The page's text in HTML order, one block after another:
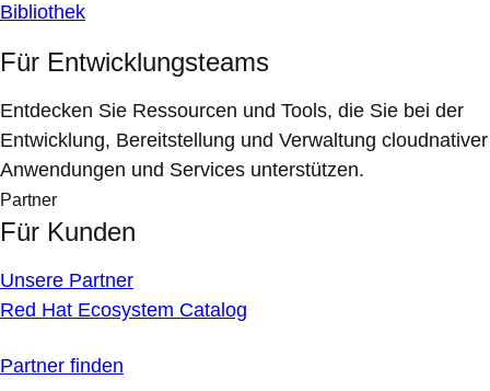
Bibliothek
Für Entwicklungsteams
Entdecken Sie Ressourcen und Tools, die Sie bei der
Entwicklung, Bereitstellung und Verwaltung cloudnativer
Anwendungen und Services unterstützen.
Partner
Für Kunden
Unsere Partner
Red Hat Ecosystem Catalog
Partner finden